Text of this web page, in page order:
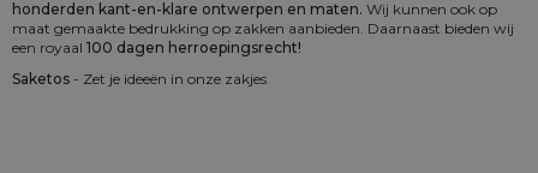
honderden kant-en-klare ontwerpen en maten. Wij kunnen ook op
maat gemaakte bedrukking op zakken aanbieden. Daarnaast bieden wij
een royaal 100 dagen herroepingsrecht!
Saketos - Zet je ideeën in onze zakjes